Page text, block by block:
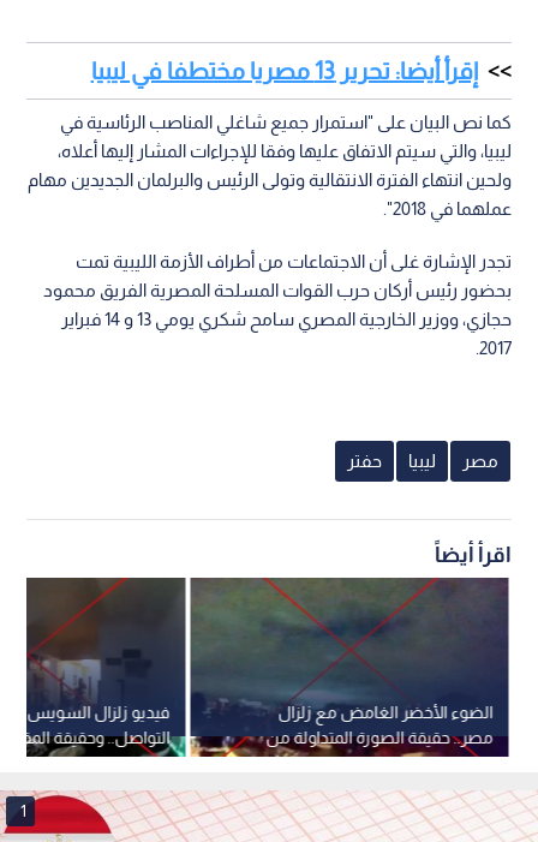
إقرأ أيضا: تحرير 13 مصريا مختطفا في ليبيا
كما نص البيان على "استمرار جميع شاغلي المناصب الرئاسية في
ليبيا، والتي سيتم الاتفاق عليها وفقا للإجراءات المشار إليها أعلاه،
ولحين انتهاء الفترة الانتقالية وتولى الرئيس والبرلمان الجديدين مهام
عملهما في 2018".
تجدر الإشارة غلى أن الاجتماعات من أطراف الأزمة الليبية تمت
بحضور رئيس أركان حرب القوات المسلحة المصرية الفريق محمود
حجازي، ووزير الخارجية المصري سامح شكري يومي 13 و 14 فبراير
2017.
مصر ليبيا حفتر
اقرأ أيضاً
فيديو زلزال السويس
التواصل.. وحقيقة
2018
الضوء الأخضر الغامض مع زلزال
مصر.. حقيقة الصورة المتداولة من
المكسيك
1